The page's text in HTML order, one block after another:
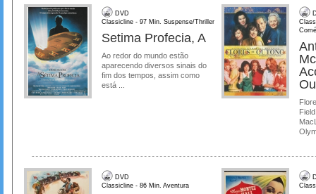
DVD
Classicline - 97 Min. Suspense/Thriller
Setima Profecia, A
Ao redor do mundo estão
aparecendo diversos sinais do
fim dos tempos, assim como
está ...
DVD
Classicline - 86 Min. Aventura